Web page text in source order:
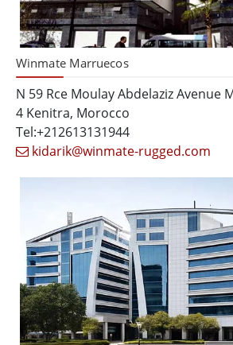
Winmate Marruecos
N 59 Rce Moulay Abdelaziz Avenue
4 Kenitra, Morocco
Tel:+212613131944
kidarik@winmate-rugged.com